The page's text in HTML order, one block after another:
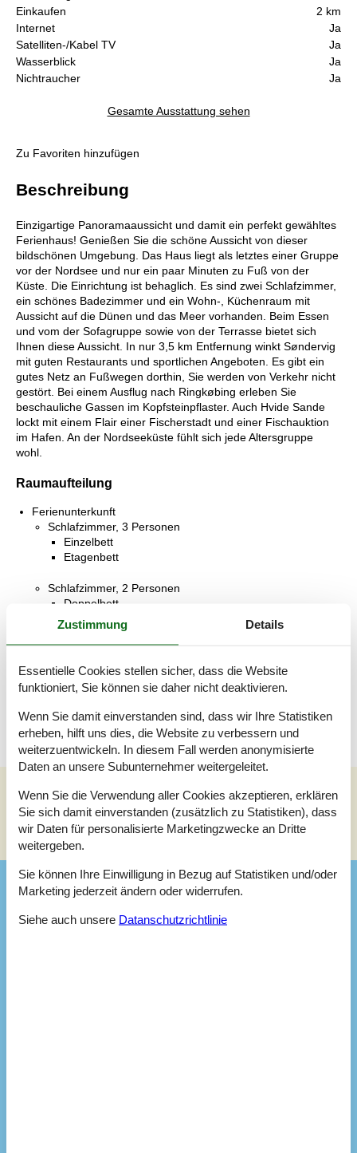
Einkaufen
2 km
Internet
Ja
Satelliten-/Kabel TV
Ja
Wasserblick
Ja
Nichtraucher
Ja
Gesamte Ausstattung sehen
Zu Favoriten hinzufügen
Beschreibung
Einzigartige Panoramaaussicht und damit ein perfekt gewähltes
Ferienhaus! Genießen Sie die schöne Aussicht von dieser
bildschönen Umgebung. Das Haus liegt als letztes einer Gruppe
vor der Nordsee und nur ein paar Minuten zu Fuß von der
Küste. Die Einrichtung ist behaglich. Es sind zwei Schlafzimmer,
ein schönes Badezimmer und ein Wohn-, Küchenraum mit
Aussicht auf die Dünen und das Meer vorhanden. Beim Essen
und vom der Sofagruppe sowie von der Terrasse bietet sich
Ihnen diese Aussicht. In nur 3,5 km Entfernung winkt Søndervig
mit guten Restaurants und sportlichen Angeboten. Es gibt ein
gutes Netz an Fußwegen dorthin, Sie werden von Verkehr nicht
gestört. Bei einem Ausflug nach Ringkøbing erleben Sie
beschauliche Gassen im Kopfsteinpflaster. Auch Hvide Sande
lockt mit einem Flair einer Fischerstadt und einer Fischauktion
im Hafen. An der Nordseeküste fühlt sich jede Altersgruppe
wohl.
Raumaufteilung
Ferienunterkunft
Schlafzimmer, 3 Personen
Einzelbett
Etagenbett
Schlafzimmer, 2 Personen
Doppelbett
WC mit warmem und kaltem Wasser, Dusche
Offene Terrasse
Siehe Häuser nebenan
Sonnenstand über dem gewählten Objekt 😎
Ausstattung
Zustimmung Details
Essentielle Cookies stellen sicher, dass die Website
funktioniert, Sie können sie daher nicht deaktivieren.
Wenn Sie damit einverstanden sind, dass wir Ihre Statistiken
erheben, hilft uns dies, die Website zu verbessern und
weiterzuentwickeln. In diesem Fall werden anonymisierte
Daten an unsere Subunternehmer weitergeleitet.
Wenn Sie die Verwendung aller Cookies akzeptieren, erklären
Sie sich damit einverstanden (zusätzlich zu Statistiken), dass
wir Daten für personalisierte Marketingzwecke an Dritte
weitergeben.
Sie können Ihre Einwilligung in Bezug auf Statistiken und/oder
Marketing jederzeit ändern oder widerrufen.
Siehe auch unsere Datanschutzrichtlinie